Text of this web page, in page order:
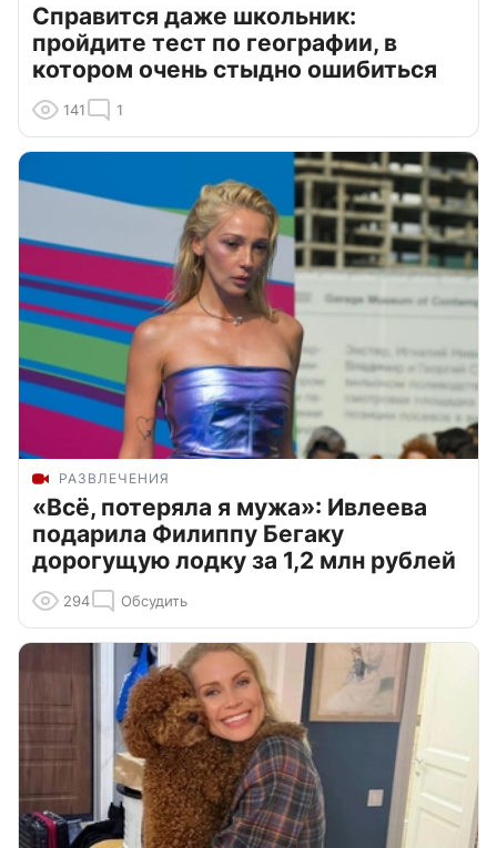
Справится даже школьник:
пройдите тест по географии, в
котором очень стыдно ошибиться
141 1
РАЗВЛЕЧЕНИЯ
«Всё, потеряла я мужа»: Ивлеева
подарила Филиппу Бегаку
дорогущую лодку за 1,2 млн рублей
294 Обсудить